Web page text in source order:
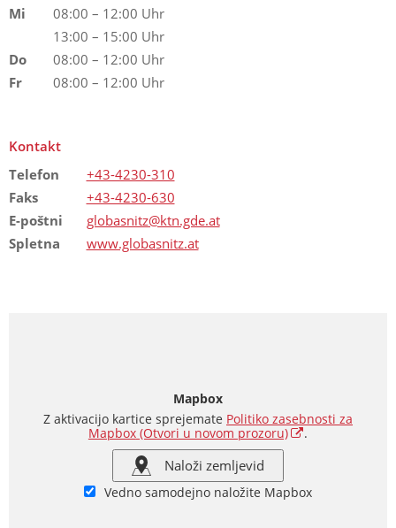
Mi
08:00 – 12:00 Uhr
13:00 – 15:00 Uhr
Do
08:00 – 12:00 Uhr
Fr
08:00 – 12:00 Uhr
Kontakt
Telefon
+43-4230-310
Faks
+43-4230-630
E-poštni
globasnitz@ktn.gde.at
Spletna
www.globasnitz.at
Mapbox
Z aktivacijo kartice sprejemate Politiko zasebnosti za
Mapbox(Otvori u novom prozoru) .
Naloži zemljevid
Vedno samodejno naložite Mapbox